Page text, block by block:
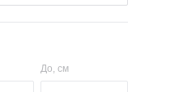
До, см